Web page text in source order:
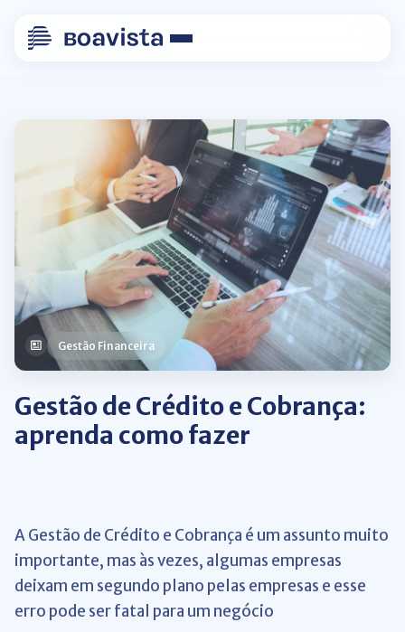
Gestão Financeira
Gestão de Crédito e Cobrança:
aprenda como fazer
A Gestão de Crédito e Cobrança é um assunto muito
importante, mas às vezes, algumas empresas
deixam em segundo plano pelas empresas e esse
erro pode ser fatal para um negócio